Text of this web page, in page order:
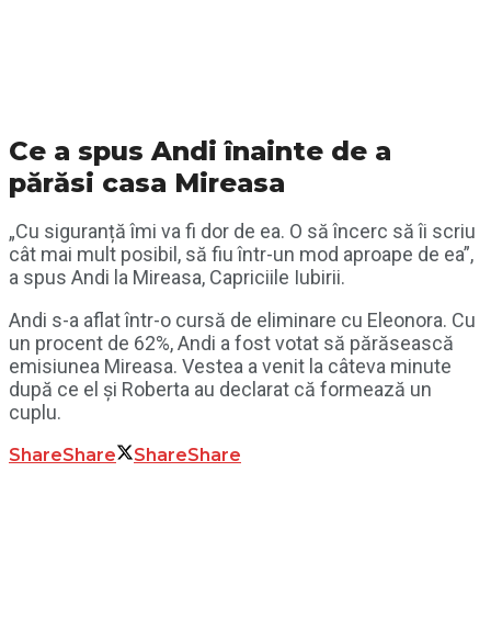
Ce a spus Andi înainte de a
părăsi casa Mireasa
„Cu siguranță îmi va fi dor de ea. O să încerc să îi scriu
cât mai mult posibil, să fiu într-un mod aproape de ea”,
a spus Andi la Mireasa, Capriciile Iubirii.
Andi s-a aflat într-o cursă de eliminare cu Eleonora. Cu
un procent de 62%, Andi a fost votat să părăsească
emisiunea Mireasa. Vestea a venit la câteva minute
după ce el și Roberta au declarat că formează un
cuplu.
ShareShare ShareShare